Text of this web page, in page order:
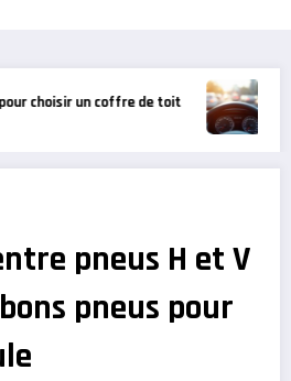
accélérée au permis de conduire :
pneus H et V
pneus pour